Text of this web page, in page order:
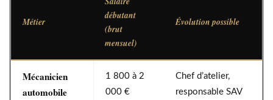
Métier
débutant
(brut
mensuel)
Évolution possible
Mécanicien
automobile
1 800 à 2
000 €
Chef d’atelier,
responsable SAV